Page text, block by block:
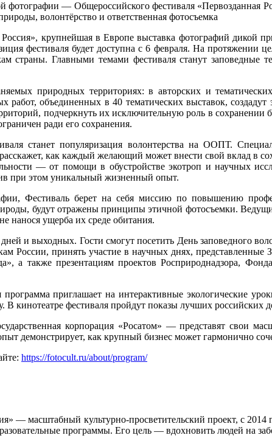
фотографии — Общероссийского фестиваля «Первозданная
волонтёрство и ответственная фотосъемка
крупнейшая в Европе выставка фотографий дикой
фестиваля будет доступна с 6 февраля. На протяжении
страны. Главными темами фестиваля станут заповедные
природных территориях: в авторских и
объединенных в 40 тематических выставок,
подчеркнуть их исключительную роль в
ради его сохранения.
станет популяризация волонтерства на ООПТ.
как каждый желающий может внести свой вклад в
— от помощи в обустройстве экотроп и научных
при этом уникальный жизненный опыт.
Фестиваль берет на себя миссию по повышению
будут отражены принципы этичной фотосъемки.
нанося ущерба их среде обитания.
и выходных. Гости смогут посетить День заповедного
России, принять участие в научных днях,
а также презентациям проектов Росприроднадзора,
приглашает на интерактивные экологические
кинотеатре фестиваля пройдут показы лучших
корпорация «Росатом» — представят свои
демонстрирует, как крупный бизнес может гармонично
https://fotocult.ru/about/program/
— масштабный культурно-просветительский проект, с
программы. Его цель — вдохновить людей на